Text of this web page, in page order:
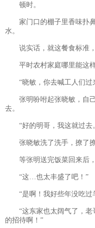
顿时。
家门口的棚子里香味扑鼻
水。
说实话，就这餐食标准，
平时农村家庭哪里能这样
“晓敏，你去喊工人们过
张明吩咐起张晓敏，自己
去。
“好的明哥，我这就过去
张晓敏洗了洗手，撩了撩
等张明送完饭菜回来后，
“这…也太丰盛了吧！”
“是啊！我好些年没吃过
“这东家也太阔气了，老
的招待啊！”